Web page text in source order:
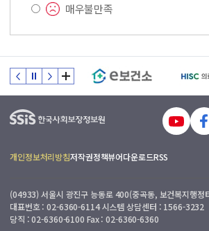
매우불만족
개인정보처리방침저작권정책뷰어다운로드RSS
(04933) 서울시 광진구 능동로 400(중곡동, 보건복지행정
대표번호 : 02-6360-6114 시스템 상담센터 : 1566-3232
당직 : 02-6360-6100 Fax : 02-6360-6360